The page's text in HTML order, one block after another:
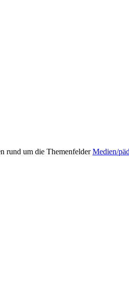
rund um die ThemenfelderMedien/